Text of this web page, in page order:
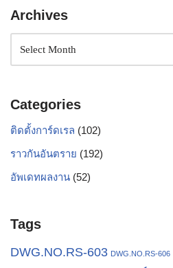
Archives
Categories
ติดตั้งการ์ดเรล (102)
ราวกันอันตราย (192)
อัพเดทผลงาน (52)
Tags
DWG.NO.RS-603 DWG.NO.RS-606